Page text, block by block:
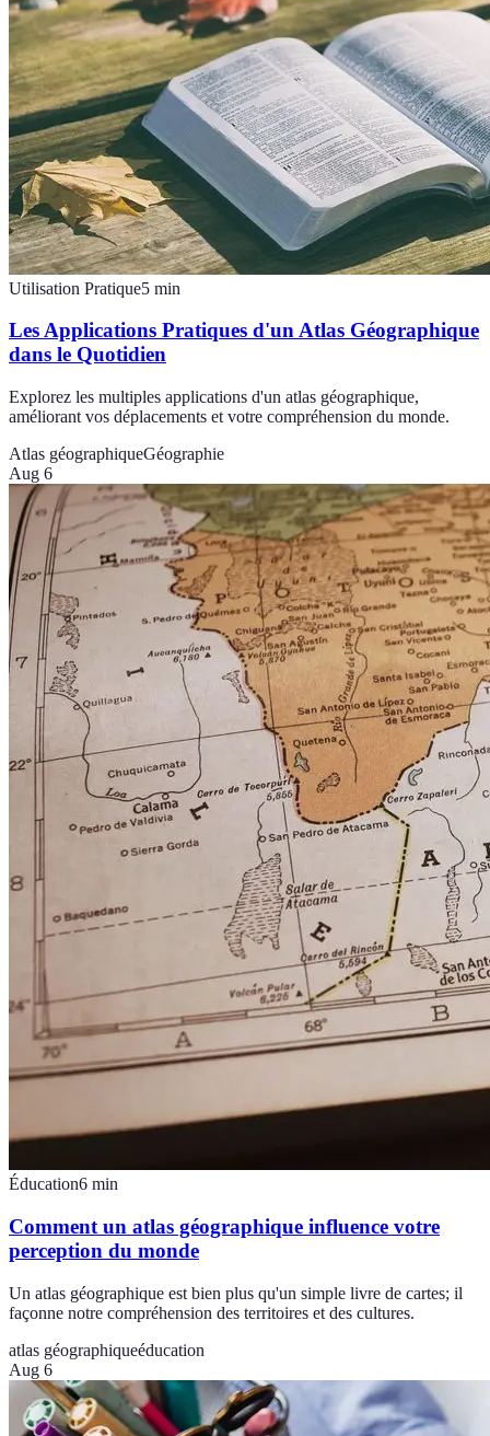
Utilisation Pratique5 min
Les Applications Pratiques d'un Atlas Géographique
dans le Quotidien
Explorez les multiples applications d'un atlas géographique,
améliorant vos déplacements et votre compréhension du monde.
Atlas géographiqueGéographie
Aug 6
Éducation6 min
Comment un atlas géographique influence votre
perception du monde
Un atlas géographique est bien plus qu'un simple livre de cartes; il
façonne notre compréhension des territoires et des cultures.
atlas géographiqueéducation
Aug 6